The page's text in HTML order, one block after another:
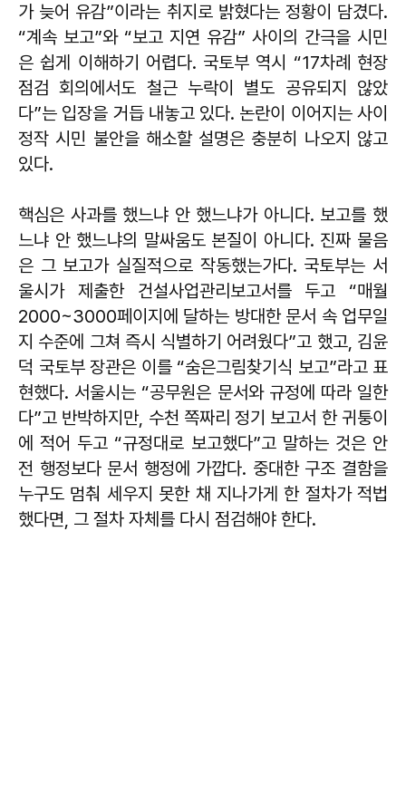
가 늦어 유감”이라는 취지로 밝혔다는 정황이 담겼다.
“계속 보고”와 “보고 지연 유감” 사이의 간극을 시민
은 쉽게 이해하기 어렵다. 국토부 역시 “17차례 현장
점검 회의에서도 철근 누락이 별도 공유되지 않았
다”는 입장을 거듭 내놓고 있다. 논란이 이어지는 사이
정작 시민 불안을 해소할 설명은 충분히 나오지 않고
있다.
핵심은 사과를 했느냐 안 했느냐가 아니다. 보고를 했
느냐 안 했느냐의 말싸움도 본질이 아니다. 진짜 물음
은 그 보고가 실질적으로 작동했는가다. 국토부는 서
울시가 제출한 건설사업관리보고서를 두고 “매월
2000~3000페이지에 달하는 방대한 문서 속 업무일
지 수준에 그쳐 즉시 식별하기 어려웠다”고 했고, 김윤
덕 국토부 장관은 이를 “숨은그림찾기식 보고”라고 표
현했다. 서울시는 “공무원은 문서와 규정에 따라 일한
다”고 반박하지만, 수천 쪽짜리 정기 보고서 한 귀퉁이
에 적어 두고 “규정대로 보고했다”고 말하는 것은 안
전 행정보다 문서 행정에 가깝다. 중대한 구조 결함을
누구도 멈춰 세우지 못한 채 지나가게 한 절차가 적법
했다면, 그 절차 자체를 다시 점검해야 한다.